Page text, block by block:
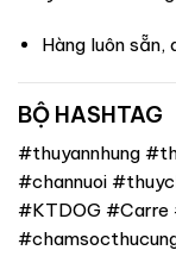
Hàng luôn
BỘ HASHTAG
#thuyannhung
#channuoi
#KTDOG #Carre